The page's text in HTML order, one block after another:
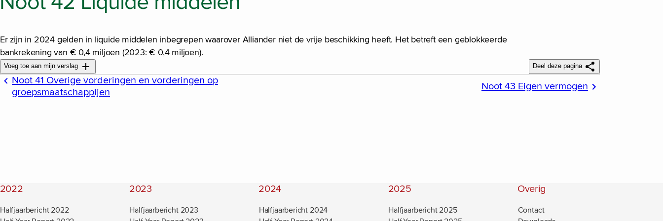
Er zijn in 2024 gelden in liquide middelen inbegrepen waarover Alliander niet de vrije beschikking heeft. Het betreft een geblokkeerde
bankrekening van € 0,4 miljoen (2023: € 0,4 miljoen).
Voeg toe aan mijn verslag Deel deze pagina
Noot 41 Overige vorderingen en vorderingen op
groepsmaatschappijen
Noot 43 Eigen vermogen
2022
Halfjaarbericht 2022
2023
Halfjaarbericht 2023
2024
Halfjaarbericht 2024
2025
Halfjaarbericht 2025
Overig
Contact